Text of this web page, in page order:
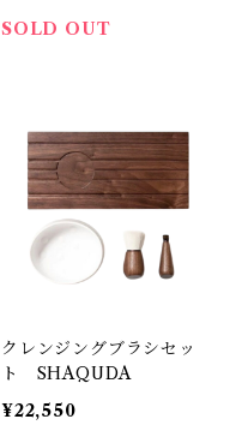
SOLD OUT
クレンジングブラシセッ
ト SHAQUDA
¥22,550